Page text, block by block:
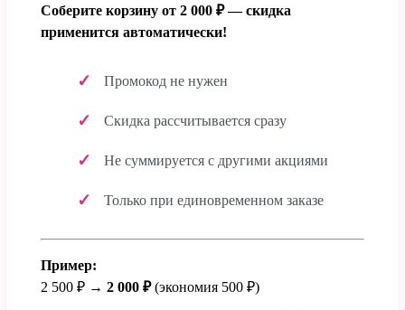
Соберите корзину от 2 000 ₽ — скидка
применится автоматически!
Промокод не нужен
Скидка рассчитывается сразу
Не суммируется с другими акциями
Только при единовременном заказе
Пример:
2 500 ₽ → 2 000 ₽(экономия 500 ₽)